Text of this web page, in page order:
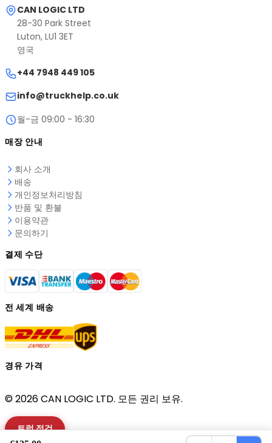
CAN LOGIC LTD
28-30 Park Street
Luton, LU1 3ET
영국
+44 7948 449 105
info@truckhelp.co.uk
월-금 09:00 - 16:30
매장 안내
회사 소개
배송
개인정보처리방침
반품 및 환불
이용약관
문의하기
결제 수단
전 세계 배송
경유 가격
© 2026 CAN LOGIC LTD. 모든 권리 보유.
트럭 점검